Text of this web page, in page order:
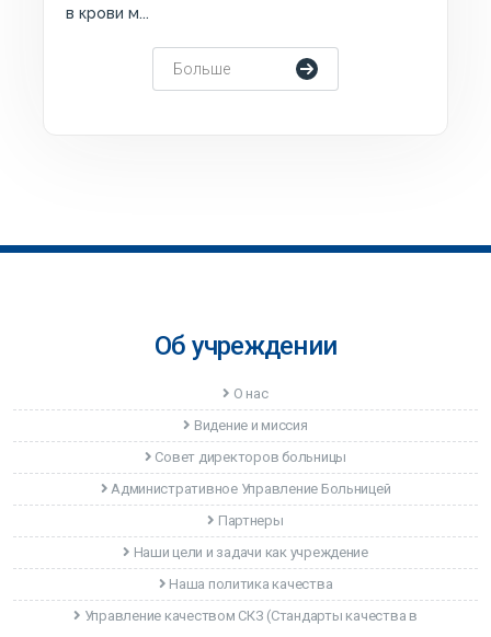
в крови м...
Больше
Об учреждении
О нас
Видение и миссия
Совет директоров больницы
Административное Управление Больницей
Партнеры
Наши цели и задачи как учреждение
Наша политика качества
Управление качеством CКЗ (Стандарты качества в